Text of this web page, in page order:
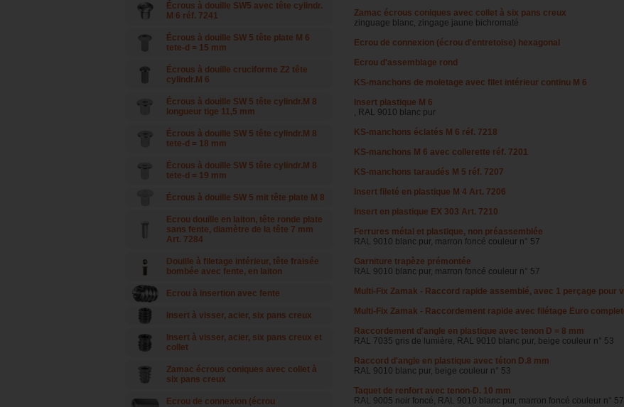
Écrous à douille SW5 avec tête cylindr.
M 6 réf. 7241
Écrous à douille SW 5 tête plate M 6
tete-d = 15 mm
Écrous à douille cruciforme Z2 tête
cylindr.M 6
Écrous à douille SW 5 tête cylindr.M 8
longueur tige 11,5 mm
Écrous à douille SW 5 tête cylindr.M 8
tete-d = 18 mm
Écrous à douille SW 5 tête cylindr.M 8
tete-d = 19 mm
Écrous à douille SW 5 mit tête plate M 8
Ecrou douille en laiton, tête ronde plate
sans fente, diamètre de la tête 7 mm
Art. 7284
Douille à filetage intérieur, tête fraisée
bombée avec fente, en laiton
Ecrou à insertion avec fente
Insert à visser, acier, six pans creux
Insert à visser, acier, six pans creux et
collet
Zamac écrous coniques avec collet à
six pans creux
Ecrou de connexion (écrou
Zamac écrous coniques avec collet à six pans creux
zinguage blanc, zingage jaune bichromaté
Ecrou de connexion (écrou d'entretoise) hexagonal
Ecrou d'assemblage rond
KS-manchons de moletage avec filet intérieur continu M 6
Insert plastique M 6
, RAL 9010 blanc pur
KS-manchons éclatés M 6 réf. 7218
KS-manchons M 6 avec collerette réf. 7201
KS-manchons taraudés M 5 réf. 7207
Insert fileté en plastique M 4 Art. 7206
Insert en plastique EX 303 Art. 7210
Ferrures métal et plastique, non préassemblée
RAL 9010 blanc pur, marron foncé couleur n° 57
Garniture trapèze prémontée
RAL 9010 blanc pur, marron foncé couleur n° 57
Multi-Fix Zamak - Raccord rapide assemblé, avec 1 perçage pour
Multi-Fix Zamak - Raccordement rapide avec filétage Euro
Raccordement d'angle en plastique avec tenon D = 8 mm
RAL 7035 gris de lumière, RAL 9010 blanc pur, beige couleur n° 53
Raccord d'angle en plastique avec téton D.8 mm
RAL 9010 blanc pur, beige couleur n° 53
Taquet de renfort avec tenon-D. 10 mm
RAL 9005 noir foncé, RAL 9010 blanc pur, marron foncé couleur n° 57